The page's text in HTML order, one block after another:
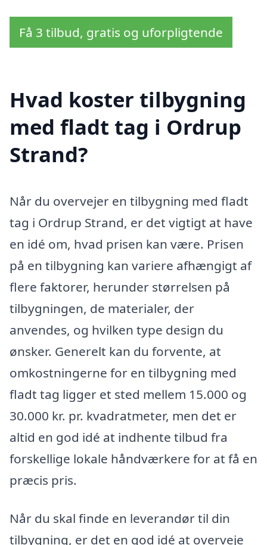
Få 3 tilbud, gratis og uforpligtende
Hvad koster tilbygning
med fladt tag i Ordrup
Strand?
Når du overvejer en tilbygning med fladt
tag i Ordrup Strand, er det vigtigt at have
en idé om, hvad prisen kan være. Prisen
på en tilbygning kan variere afhængigt af
flere faktorer, herunder størrelsen på
tilbygningen, de materialer, der
anvendes, og hvilken type design du
ønsker. Generelt kan du forvente, at
omkostningerne for en tilbygning med
fladt tag ligger et sted mellem 15.000 og
30.000 kr. pr. kvadratmeter, men det er
altid en god idé at indhente tilbud fra
forskellige lokale håndværkere for at få en
præcis pris.
Når du skal finde en leverandør til din
tilbygning, er det en god idé at overveje